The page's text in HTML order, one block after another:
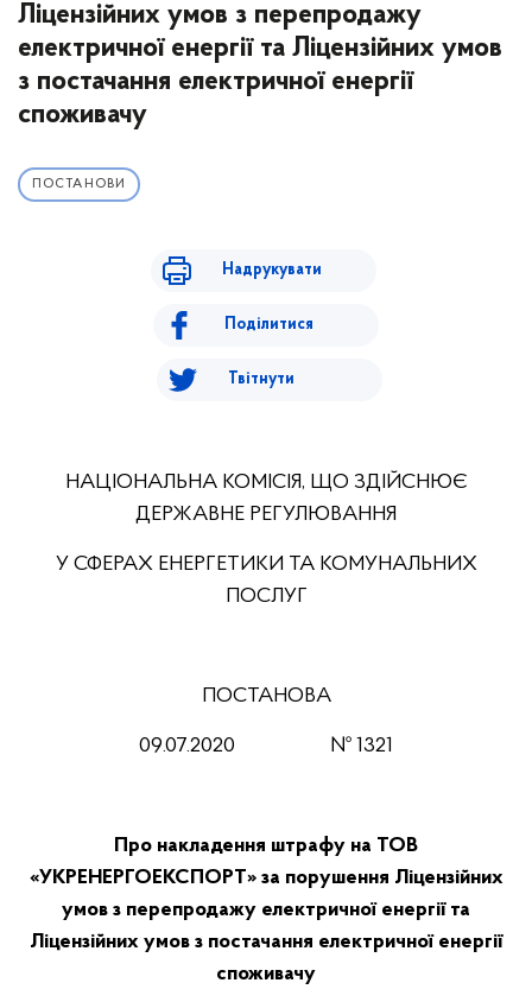
Ліцензійних умов з перепродажу
електричної енергії та Ліцензійних умов
з постачання електричної енергії
споживачу
ПОСТАНОВИ
Надрукувати
Поділитися
Твітнути
НАЦІОНАЛЬНА КОМІСІЯ, ЩО ЗДІЙСНЮЄ
ДЕРЖАВНЕ РЕГУЛЮВАННЯ
У СФЕРАХ ЕНЕРГЕТИКИ ТА КОМУНАЛЬНИХ
ПОСЛУГ
ПОСТАНОВА
09.07.2020 № 1321
Про накладення штрафу на ТОВ
«УКРЕНЕРГОЕКСПОРТ» за порушення Ліцензійних
умов з перепродажу електричної енергії та
Ліцензійних умов з постачання електричної енергії
споживачу